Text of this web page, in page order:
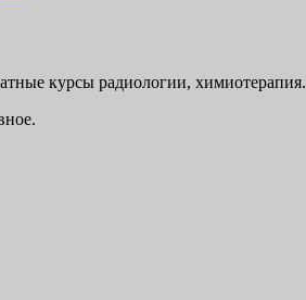
курсы радиологии, химиотерапия.